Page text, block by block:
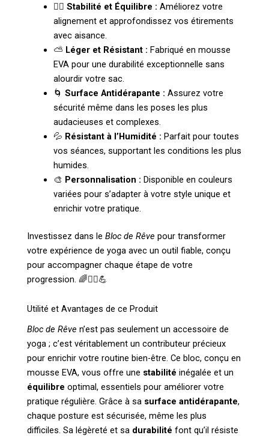
🧘‍♀️ Stabilité et Équilibre : Améliorez votre
alignement et approfondissez vos étirements
avec aisance.
⛅ Léger et Résistant : Fabriqué en mousse
EVA pour une durabilité exceptionnelle sans
alourdir votre sac.
🌀 Surface Antidérapante : Assurez votre
sécurité même dans les poses les plus
audacieuses et complexes.
💦 Résistant à l’Humidité : Parfait pour toutes
vos séances, supportant les conditions les plus
humides.
🎨 Personnalisation : Disponible en couleurs
variées pour s’adapter à votre style unique et
enrichir votre pratique.
Investissez dans le Bloc de Rêve pour transformer
votre expérience de yoga avec un outil fiable, conçu
pour accompagner chaque étape de votre
progression. 🌈🧘‍♂️💪
Utilité et Avantages de ce Produit
Bloc de Rêve n’est pas seulement un accessoire de
yoga ; c’est véritablement un contributeur précieux
pour enrichir votre routine bien-être. Ce bloc, conçu en
mousse EVA, vous offre une stabilité inégalée et un
équilibre optimal, essentiels pour améliorer votre
pratique régulière. Grâce à sa surface antidérapante,
chaque posture est sécurisée, même les plus
difficiles. Sa légèreté et sa durabilité font qu’il résiste